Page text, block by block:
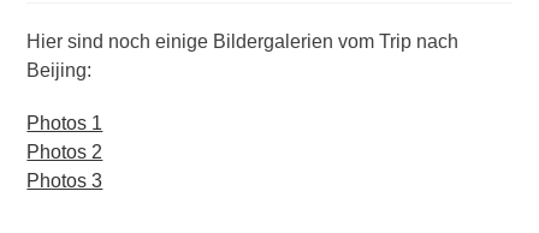
Hier sind noch einige Bildergalerien vom Trip nach
Beijing:
Photos 1
Photos 2
Photos 3